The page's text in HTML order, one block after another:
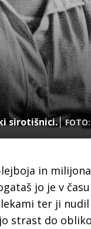
sirotišnici.
in
jo je v
ter ji
strast do